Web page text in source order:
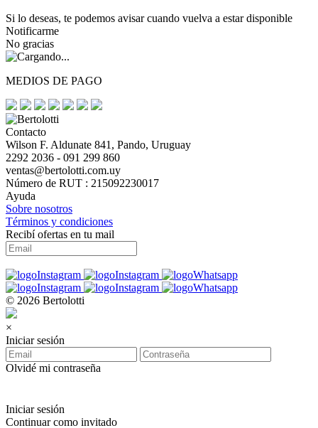
Si lo deseas, te podemos avisar cuando vuelva a estar disponible
Notificarme
No gracias
MEDIOS DE PAGO
Contacto
Wilson F. Aldunate 841, Pando, Uruguay
2292 2036 - 091 299 860
ventas@bertolotti.com.uy
Número de RUT : 215092230017
Ayuda
Sobre nosotros
Términos y condiciones
Recibí ofertas en tu mail
© 2026 Bertolotti
×
Iniciar sesión
Olvidé mi contraseña
Iniciar sesión
Continuar como invitado